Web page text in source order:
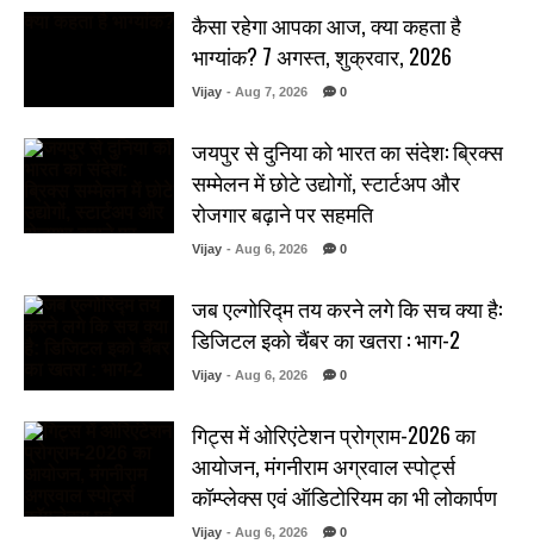
कैसा रहेगा आपका आज, क्या कहता है
भाग्यांक? 7 अगस्त, शुक्रवार, 2026
Vijay - Aug 7, 2026 0
जयपुर से दुनिया को भारत का संदेश: ब्रिक्स
सम्मेलन में छोटे उद्योगों, स्टार्टअप और
रोजगार बढ़ाने पर सहमति
Vijay - Aug 6, 2026 0
जब एल्गोरिद्म तय करने लगे कि सच क्या है:
डिजिटल इको चैंबर का खतरा : भाग-2
Vijay - Aug 6, 2026 0
गिट्स में ओरिएंटेशन प्रोग्राम-2026 का
आयोजन, मंगनीराम अग्रवाल स्पोर्ट्स
कॉम्प्लेक्स एवं ऑडिटोरियम का भी लोकार्पण
Vijay - Aug 6, 2026 0